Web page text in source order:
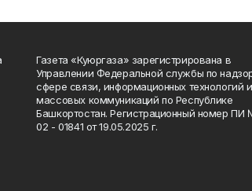
Газета «Куюргаза» зарегистрирована в
Управлении Федеральной службы по
сфере связи, информационных технологий и
массовых коммуникаций по Республике
Башкортостан. Регистрационный номер
02 - 01841 от 19.05.2025 г.